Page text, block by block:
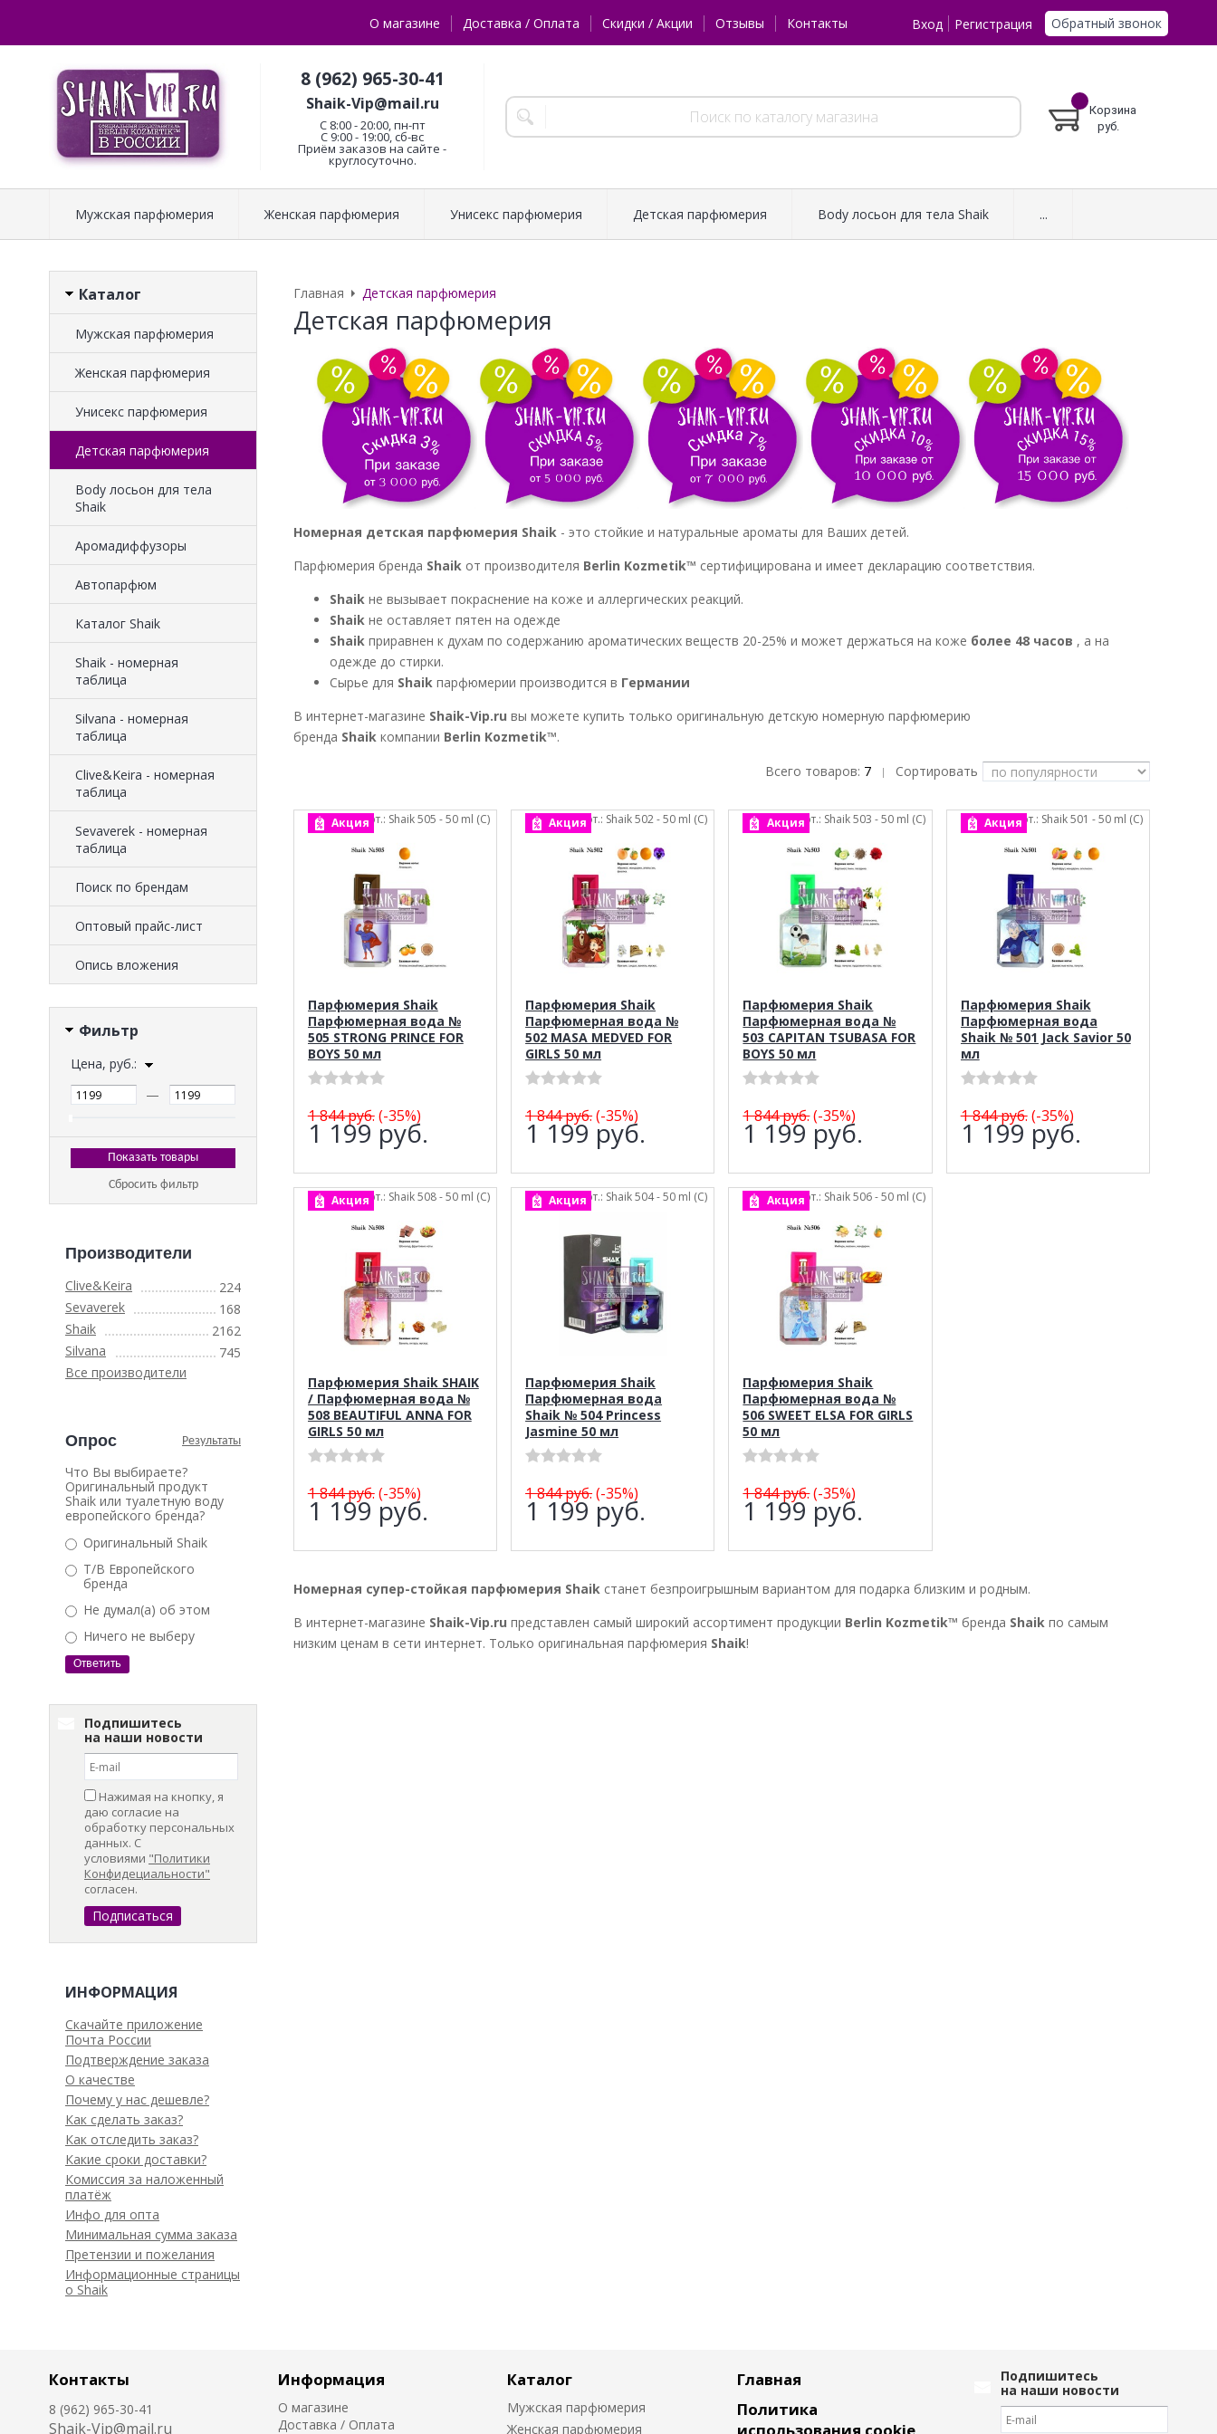
О магазине Доставка / Оплата Скидки / Акции Отзывы Контакты Вход Регистрация Обратный звонок
8 (962) 965-30-41
Shaik-Vip@mail.ru
C 8:00 - 20:00, пн-пт
С 9:00 - 19:00, сб-вс
Приём заказов на сайте -
круглосуточно.
Корзина
руб.
Мужская парфюмерия Женская парфюмерия Унисекс парфюмерия Детская парфюмерия Body лосьон для тела Shaik ...
Каталог
Мужская парфюмерия
Женская парфюмерия
Унисекс парфюмерия
Детская парфюмерия
Body лосьон для тела
Shaik
Аромадиффузоры
Автопарфюм
Каталог Shaik
Shaik - номерная
таблица
Silvana - номерная
таблица
Clive&Keira - номерная
таблица
Sevaverek - номерная
таблица
Поиск по брендам
Оптовый прайс-лист
Опись вложения
Фильтр
Цена, руб.:
—
Сбросить фильтр
Производители
Clive&Keira
224
Sevaverek
168
Shaik
2162
Silvana
745
Все производители
Опрос Результаты
Что Вы выбираете?
Оригинальный продукт
Shaik или туалетную воду
европейского бренда?
Оригинальный Shaik
Т/В Европейского
бренда
Не думал(а) об этом
Ничего не выберу
Подпишитесь
на наши новости
Нажимая на кнопку, я
даю согласие на
обработку персональных
данных. С
условиями "Политики
Конфидециальности"
согласен.
ИНФОРМАЦИЯ
Скачайте приложение
Почта России
Подтверждение заказа
О качестве
Почему у нас дешевле?
Как сделать заказ?
Как отследить заказ?
Какие сроки доставки?
Комиссия за наложенный
платёж
Инфо для опта
Минимальная сумма заказа
Претензии и пожелания
Информационные страницы
о Shaik
Главная Детская парфюмерия
Детская парфюмерия
Номерная детская парфюмерия Shaik - это стойкие и натуральные ароматы для Ваших детей.
Парфюмерия бренда Shaik от производителя Berlin Kozmetik™ сертифицирована и имеет декларацию соответствия.
Shaik не вызывает покраснение на коже и аллергических реакций.
Shaik не оставляет пятен на одежде
Shaikприравнен к духам по содержанию ароматических веществ 20-25% и может держаться на коже более 48 часов , а на
одежде до стирки.
Сырье для Shaik парфюмерии производится в Германии
В интернет-магазине Shaik-Vip.ru вы можете купить только оригинальную детскую номерную парфюмерию
бренда Shaik компании Berlin Kozmetik™.
Всего товаров: 7 | Сортировать
Акцияарт.: Shaik 505 - 50 ml (C)
Парфюмерия Shaik
Парфюмерная вода №
505 STRONG PRINCE FOR
BOYS 50 мл
1 844руб.(-35%)
1 199руб.
Акцияарт.: Shaik 502 - 50 ml (C)
Парфюмерия Shaik
Парфюмерная вода №
502 MASA MEDVED FOR
GIRLS 50 мл
1 844руб.(-35%)
1 199руб.
Акцияарт.: Shaik 503 - 50 ml (C)
Парфюмерия Shaik
Парфюмерная вода №
503 CAPITAN TSUBASA FOR
BOYS 50 мл
1 844руб.(-35%)
1 199руб.
Акцияарт.: Shaik 501 - 50 ml (C)
Парфюмерия Shaik
Парфюмерная вода
Shaik № 501 Jack Savior 50
мл
1 844руб.(-35%)
1 199руб.
Акцияарт.: Shaik 508 - 50 ml (C)
Парфюмерия Shaik SHAIK
/ Парфюмерная вода №
508 BEAUTIFUL ANNA FOR
GIRLS 50 мл
1 844руб.(-35%)
1 199руб.
Акцияарт.: Shaik 504 - 50 ml (C)
Парфюмерия Shaik
Парфюмерная вода
Shaik № 504 Princess
Jasmine 50 мл
1 844руб.(-35%)
1 199руб.
Акцияарт.: Shaik 506 - 50 ml (C)
Парфюмерия Shaik
Парфюмерная вода №
506 SWEET ELSA FOR GIRLS
50 мл
1 844руб.(-35%)
1 199руб.
Номерная супер-стойкая парфюмерия Shaikстанет безпроигрышным вариантом для подарка близким и родным.
В интернет-магазине Shaik-Vip.ru представлен самый широкий ассортимент продукции Berlin Kozmetik™ бренда Shaikпо самым
низким ценам в сети интернет. Только оригинальная парфюмерия Shaik!
Контакты
8 (962) 965-30-41
Shaik-Vip@mail.ru
Информация
О магазине
Доставка / Оплата
Каталог
Мужская парфюмерия
Женская парфюмерия
Главная
Политика
Подпишитесь
на наши новости